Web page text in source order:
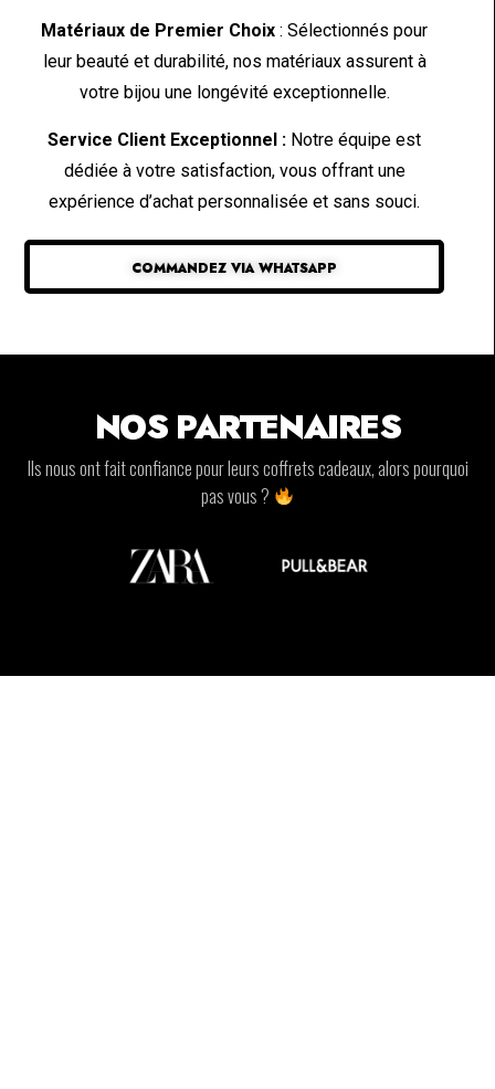
Matériaux de Premier Choix : Sélectionnés pour
leur beauté et durabilité, nos matériaux assurent à
votre bijou une longévité exceptionnelle.
Service Client Exceptionnel : Notre équipe est
dédiée à votre satisfaction, vous offrant une
expérience d’achat personnalisée et sans souci.
COMMANDEZ VIA WHATSAPP
NOS PARTENAIRES
Ils nous ont fait confiance pour leurs coffrets cadeaux, alors pourquoi
pas vous ?